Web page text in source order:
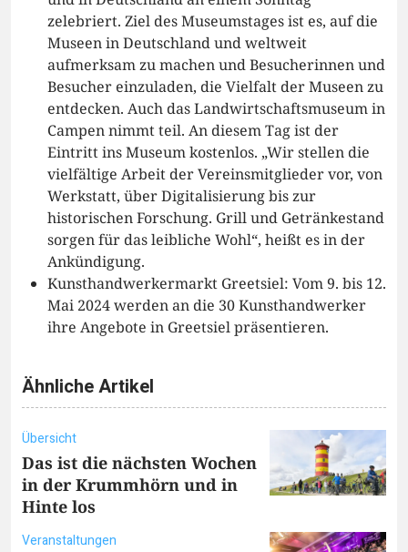
zelebriert. Ziel des Museumstages ist es, auf die
Museen in Deutschland und weltweit
aufmerksam zu machen und Besucherinnen und
Besucher einzuladen, die Vielfalt der Museen zu
entdecken. Auch das Landwirtschaftsmuseum in
Campen nimmt teil. An diesem Tag ist der
Eintritt ins Museum kostenlos. „Wir stellen die
vielfältige Arbeit der Vereinsmitglieder vor, von
Werkstatt, über Digitalisierung bis zur
historischen Forschung. Grill und Getränkestand
sorgen für das leibliche Wohl“, heißt es in der
Ankündigung.
Kunsthandwerkermarkt Greetsiel: Vom 9. bis 12.
Mai 2024 werden an die 30 Kunsthandwerker
ihre Angebote in Greetsiel präsentieren.
Ähnliche Artikel
Übersicht
Das ist die nächsten Wochen
in der Krummhörn und in
Hinte los
Veranstaltungen